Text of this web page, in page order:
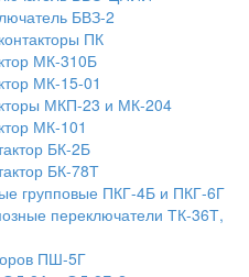
БВЗ-2
ПК
МК-310Б
МК-15-01
МКП-23 и МК-204
МК-101
БК-2Б
БК-78Т
групповые ПКГ-4Б и ПКГ-6Г
переключатели ТК-36Т,
ПШ-5Г